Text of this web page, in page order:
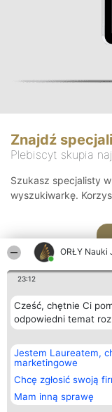
ORŁY Nauki
23:12
Cześć, chętnie Ci
odpowiedni temat
Jestem Laureatem,
marketingowe
Chcę zgłosić swoją
Mam inną sprawę
Znajdź
Plebiscyt skupia
Szukasz specjalisty
wyszukiwarkę.
Organizator plebiscytu
Bright Side Solutions sp. z o.
o. sp. k.
ul. Ruska 22
Wrocław 50-079
KRS 0000749100 | Regon
381313360 | NIP 8943132676